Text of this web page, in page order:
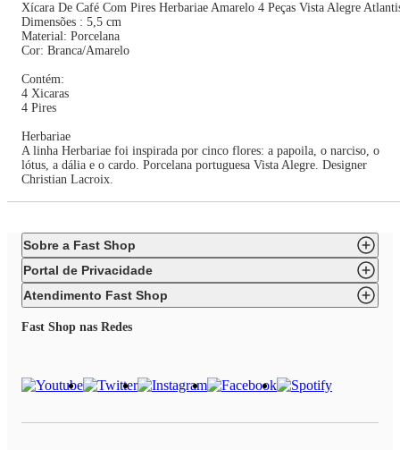
Xícara De Café Com Pires Herbariae Amarelo 4 Peças Vista Alegre
Dimensões : 5,5 cm
Material: Porcelana
Cor: Branca/Amarelo
Contém:
4 Xicaras
4 Pires
Herbariae
A linha Herbariae foi inspirada por cinco flores: a papoila, o narciso, o
lótus, a dália e o cardo. Porcelana portuguesa Vista Alegre. Designer
Christian Lacroix.
Sobre a Fast Shop
Portal de Privacidade
Atendimento Fast Shop
Fast Shop nas Redes